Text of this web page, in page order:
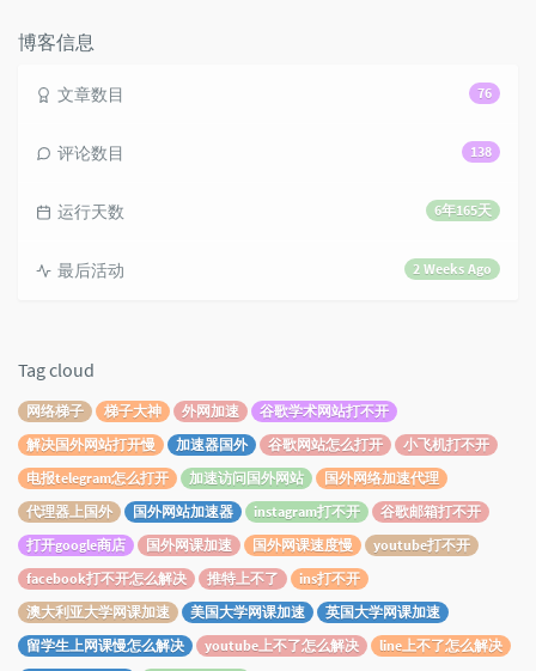
博客信息
76
文章数目
138
评论数目
6年165天
运行天数
2 Weeks Ago
最后活动
Tag cloud
网络梯子 梯子大神 外网加速
谷歌学术网站打不开
解决国外网站打开慢
加速器国外 谷歌网站怎么打开
小飞机打不开
电报telegram怎么打开
加速访问国外网站
国外网络加速代理
代理器上国外
国外网站加速器 instagram打不开
谷歌邮箱打不开
打开google商店
国外网课加速 国外网课速度慢
youtube打不开
facebook打不开怎么解决
推特上不了
ins打不开
澳大利亚大学网课加速
美国大学网课加速
英国大学网课加速
留学生上网课慢怎么解决
youtube上不了怎么解决
line上不了怎么解决